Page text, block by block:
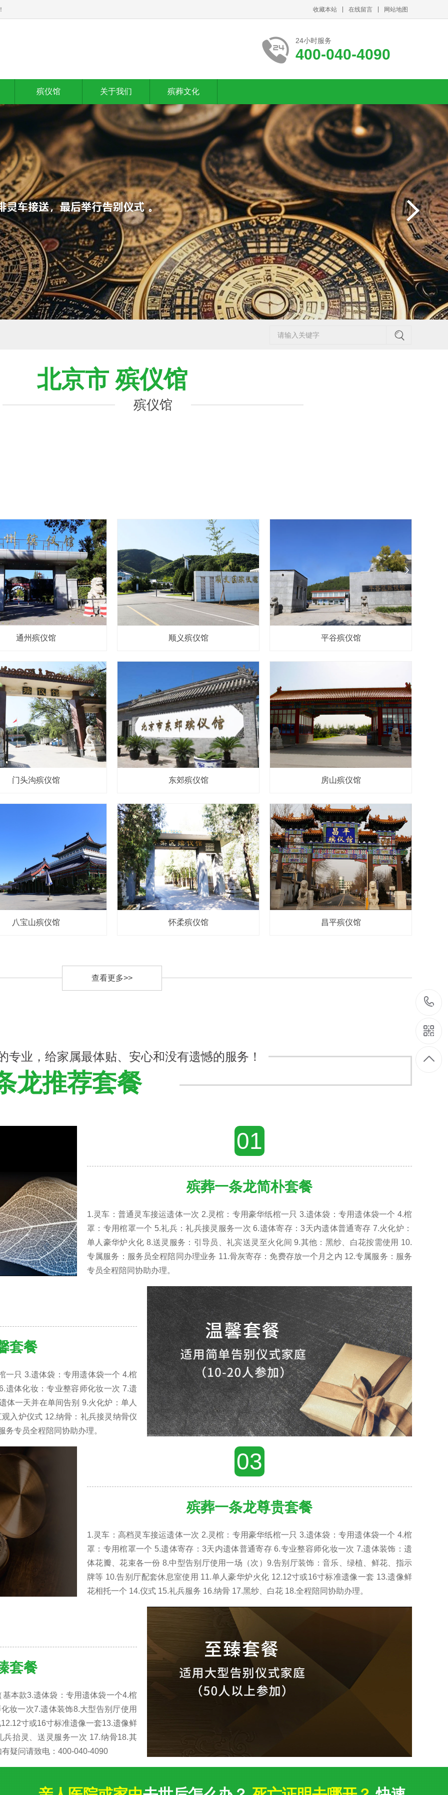
收藏本站 在线留言 网站地图
24小时服务
400-040-4090
殡仪馆 关于我们 殡葬文化
北京市 殡仪馆
殡仪馆
通州殡仪馆 顺义殡仪馆 平谷殡仪馆
门头沟殡仪馆 东郊殡仪馆 房山殡仪馆
八宝山殡仪馆 怀柔殡仪馆 昌平殡仪馆
查看更多>>
专业，给家属最体贴、安心和没有遗憾的服务！
龙推荐套餐
01
殡葬一条龙简朴套餐
1.灵车：普通灵车接运遗体一次 2.灵棺：专用豪华纸棺一只 3.遗体袋：专用遗体袋一个 4.棺
罩：专用棺罩一个 5.礼兵：礼兵接灵服务一次 6.遗体寄存：3天内遗体普通寄存 7.火化炉：
单人豪华炉火化 8.送灵服务：引导员、礼宾送灵至火化间 9.其他：黑纱、白花按需使用 10.
专属服务：服务员全程陪同办理业务 11.骨灰寄存：免费存放一个月之内 12.专属服务：服务
专员全程陪同协助办理。
套餐
一只 3.遗体袋：专用遗体袋一个 4.棺
遗体化妆：专业整容师化妆一次 7.遗
体一天并在单间告别 9.火化炉：单人
入炉仪式 12.纳骨：礼兵接灵纳骨仪
专员全程陪同协助办理。
03
殡葬一条龙尊贵套餐
1.灵车：高档灵车接运遗体一次 2.灵棺：专用豪华纸棺一只 3.遗体袋：专用遗体袋一个 4.棺
罩：专用棺罩一个 5.遗体寄存：3天内遗体普通寄存 6.专业整容师化妆一次 7.遗体装饰：遗
体花瓣、花束各一份 8.中型告别厅使用一场（次）9.告别厅装饰：音乐、绿植、鲜花、指示
牌等 10.告别厅配套休息室使用 11.单人豪华炉火化 12.12寸或16寸标准遗像一套 13.遗像鲜
花相托一个 14.仪式 15.礼兵服务 16.纳骨 17.黑纱、白花 18.全程陪同协助办理。
套餐
本款3.遗体袋：专用遗体袋一个4.棺
妆一次7.遗体装饰8.大型告别厅使用
寸或16寸标准遗像一套13.遗像鲜
抬灵、送灵服务一次 17.纳骨18.其
疑问请致电：400-040-4090